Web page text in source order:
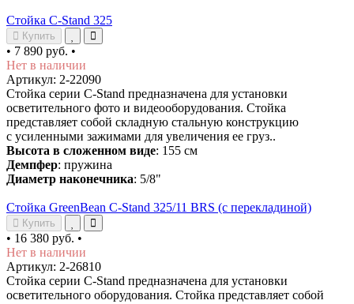
Стойка C-Stand 325
Купить
• 7 890 руб. •
Нет в наличии
Артикул: 2-22090
Стойка серии C-Stand предназначена для установки
осветительного фото и видеооборудования. Cтойка
представляет собой складную стальную конструкцию
с усиленными зажимами для увеличения ее груз..
Высота в сложенном виде: 155 см
Демпфер: пружина
Диаметр наконечника: 5/8"
Стойка GreenBean C-Stand 325/11 BRS (с перекладиной)
Купить
• 16 380 руб. •
Нет в наличии
Артикул: 2-26810
Стойка серии C-Stand предназначена для установки
осветительного оборудования. Стойка представляет собой